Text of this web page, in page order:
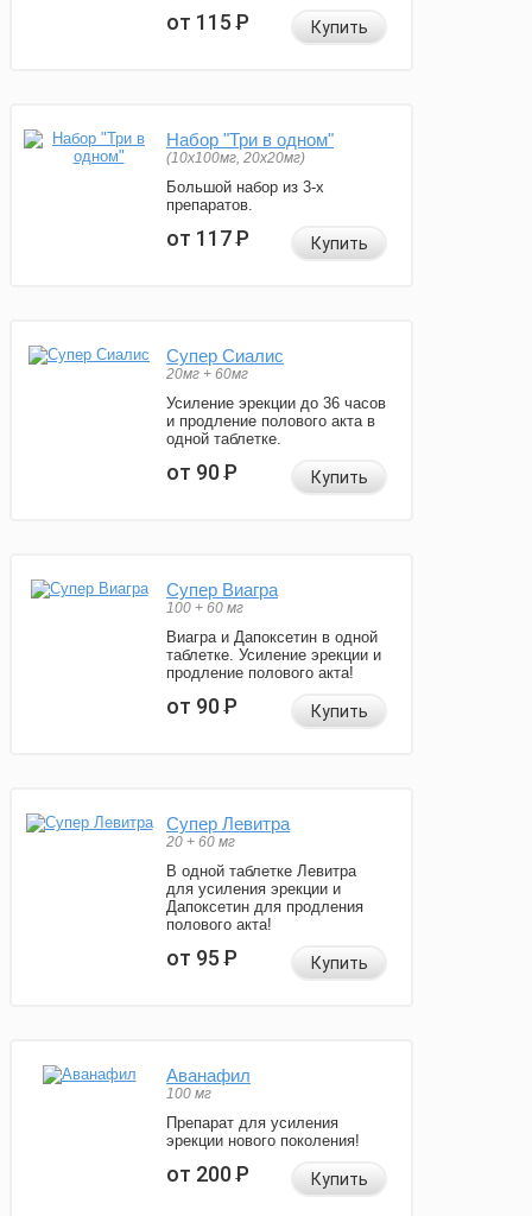
от 115Р Купить
Набор "Три в одном"
(10x100мг, 20x20мг)
Большой набор из 3-х
препаратов.
от 117Р Купить
Супер Сиалис
20мг + 60мг
Усиление эрекции до 36 часов
и продление полового акта в
одной таблетке.
от 90Р Купить
Супер Виагра
100 + 60 мг
Виагра и Дапоксетин в одной
таблетке. Усиление эрекции и
продление полового акта!
от 90Р Купить
Супер Левитра
20 + 60 мг
В одной таблетке Левитра
для усиления эрекции и
Дапоксетин для продления
полового акта!
от 95Р Купить
Аванафил
100 мг
Препарат для усиления
эрекции нового поколения!
от 200Р Купить